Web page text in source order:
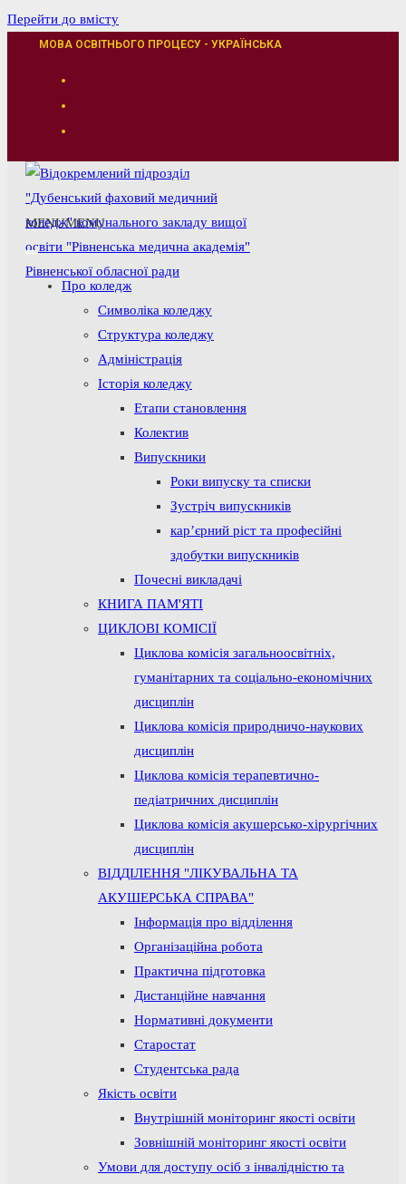
Перейти до вмісту
МОВА ОСВІТНЬОГО ПРОЦЕСУ - УКРАЇНСЬКА
MENUMENU
Про коледж
Символіка коледжу
Структура коледжу
Адміністрація
Історія коледжу
Етапи становлення
Колектив
Випускники
Роки випуску та списки
Зустріч випускників
кар’єрний ріст та професійні
здобутки випускників
Почесні викладачі
КНИГА ПАМ'ЯТІ
ЦИКЛОВІ КОМІСІЇ
Циклова комісія загальноосвітніх,
гуманітарних та соціально-економічних
дисциплін
Циклова комісія природничо-наукових
дисциплін
Циклова комісія терапевтично-
педіатричних дисциплін
Циклова комісія акушерсько-хірургічних
дисциплін
ВІДДІЛЕННЯ "ЛІКУВАЛЬНА ТА
АКУШЕРСЬКА СПРАВА"
Інформація про відділення
Організаційна робота
Практична підготовка
Дистанційне навчання
Нормативні документи
Старостат
Студентська рада
Якість освіти
Внутрішній моніторинг якості освіти
Зовнішній моніторинг якості освіти
Умови для доступу осіб з інвалідністю та